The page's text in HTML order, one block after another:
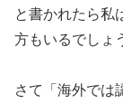
と書かれたら私
方もいるでしょ
さて「海外では